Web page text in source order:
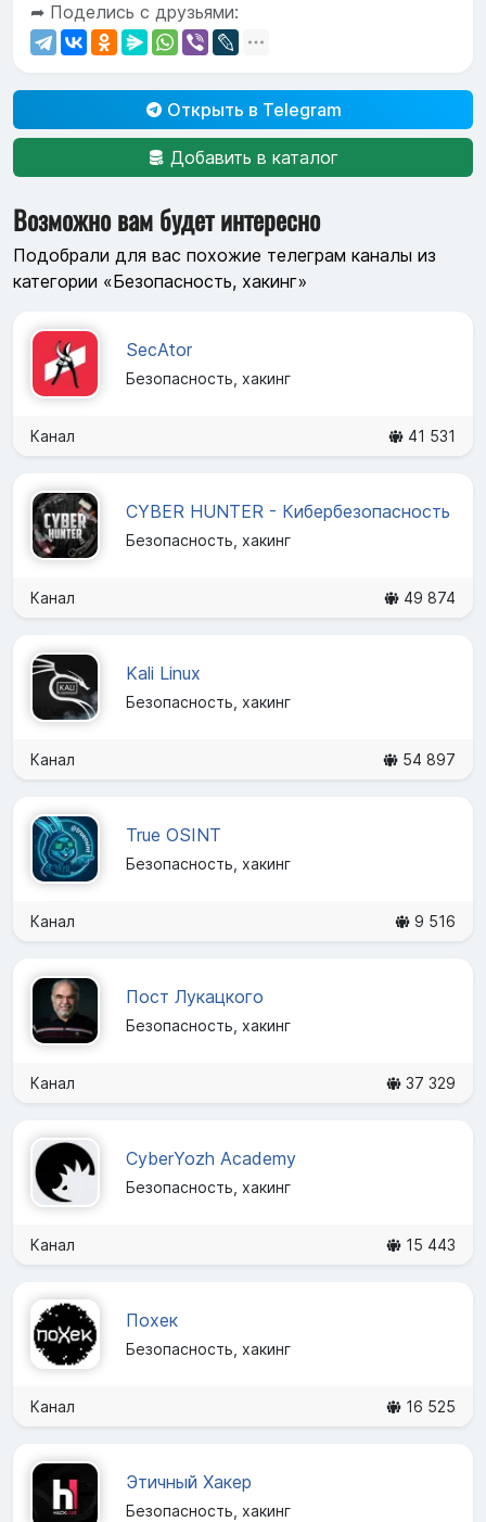
➦ Поделись с друзьями:
Открыть в Telegram
Добавить в каталог
Возможно вам будет интересно
Подобрали для вас похожие телеграм каналы из
категории «Безопасность, хакинг»
SecAtor
Безопасность, хакинг
Канал 41 531
CYBER HUNTER - Кибербезопасность
Безопасность, хакинг
Канал 49 874
Kali Linux
Безопасность, хакинг
Канал 54 897
True OSINT
Безопасность, хакинг
Канал 9 516
Пост Лукацкого
Безопасность, хакинг
Канал 37 329
CyberYozh Academy
Безопасность, хакинг
Канал 15 443
Похек
Безопасность, хакинг
Канал 16 525
Этичный Хакер
Безопасность, хакинг